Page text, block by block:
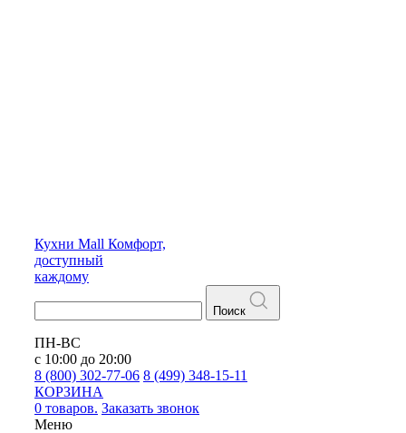
Кухни Mall Комфорт,
доступный
каждому
Поиск
ПН-ВС
с 10:00 до 20:00
8 (800) 302-77-06 8 (499) 348-15-11
КОРЗИНА
0 товаров. Заказать звонок
Меню